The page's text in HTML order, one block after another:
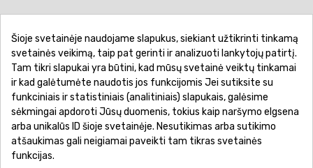
Pirkimo sąlygos ir taisyklės
Privatumo politika
Garantinis aptarnavimas
Prekių pristatymas
Prekių grąžinimas
Atsiskaitymo būdai
Šioje svetainėje naudojame slapukus, siekiant užtikrinti tinkamą
svetainės veikimą, taip pat gerinti ir analizuoti lankytojų patirtį.
Tam tikri slapukai yra būtini, kad mūsų svetainė veiktų tinkamai
ir kad galėtumėte naudotis jos funkcijomis Jei sutiksite su
funkciniais ir statistiniais (analitiniais) slapukais, galėsime
sėkmingai apdoroti Jūsų duomenis, tokius kaip naršymo elgsena
arba unikalūs ID šioje svetainėje. Nesutikimas arba sutikimo
atšaukimas gali neigiamai paveikti tam tikras svetainės
funkcijas.